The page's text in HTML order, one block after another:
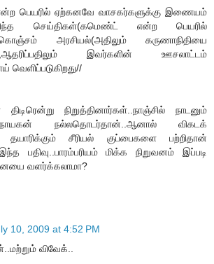
பெயரில் ஏற்கனவே வாசகர்களுக்கு இணையம்
செய்திகள்(கமெண்ட் என்ற பெயரில்
அரசியல்(அதிலும் கருணாநிதியை
இவர்களின் ஊசலாட்டம்
வெளிப்படுகிறது//
நிறுத்தினார்கள்..நாஞ்சில் நாடனும்
நல்லதொடர்தான்..ஆனால் விகடக்
தயாரிக்கும் சீரியல் குப்பைகளை பற்றிதான்
பதிவு..பாரம்பரியம் மிக்க நிறுவனம் இப்படி
வளர்க்கலாமா?
10, 2009 at 4:52 PM
விவேக்..